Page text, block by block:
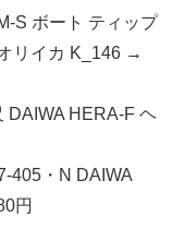
S ボート ティップ
リイカ K_146 →
DAIWA HERA-F ヘ
405・N DAIWA
円